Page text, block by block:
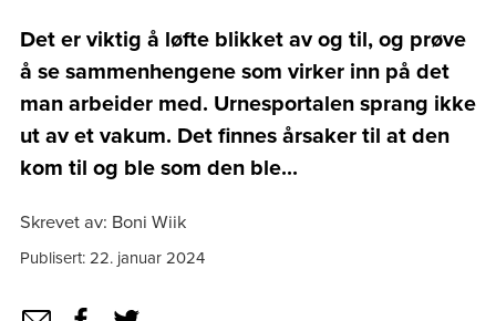
Det er viktig å løfte blikket av og til, og prøve
å se sammenhengene som virker inn på det
man arbeider med. Urnesportalen sprang ikke
ut av et vakum. Det finnes årsaker til at den
kom til og ble som den ble...
Skrevet av: Boni Wiik
Publisert: 22. januar 2024